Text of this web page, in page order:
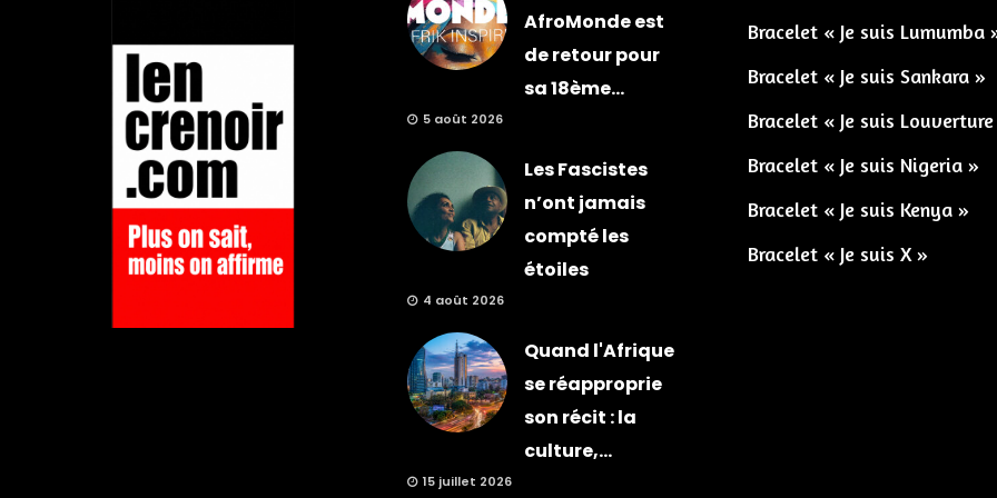
AfroMonde est
de retour pour
sa 18ème...
5 août 2026
Les Fascistes
n’ont jamais
compté les
étoiles
4 août 2026
Quand l'Afrique
se réapproprie
son récit : la
culture,...
15 juillet 2026
Bracelet « Je suis Lumumba
Bracelet « Je suis Sankara »
Bracelet « Je suis
Bracelet « Je suis Nigeria »
Bracelet « Je suis Kenya »
Bracelet « Je suis X »